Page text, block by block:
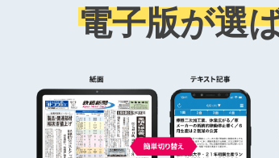
電子版が選